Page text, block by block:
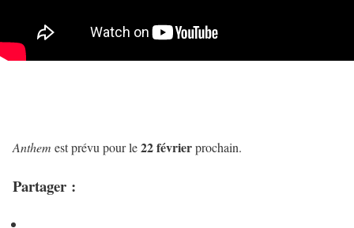
Anthem est prévu pour le22 févrierprochain.
Partager :